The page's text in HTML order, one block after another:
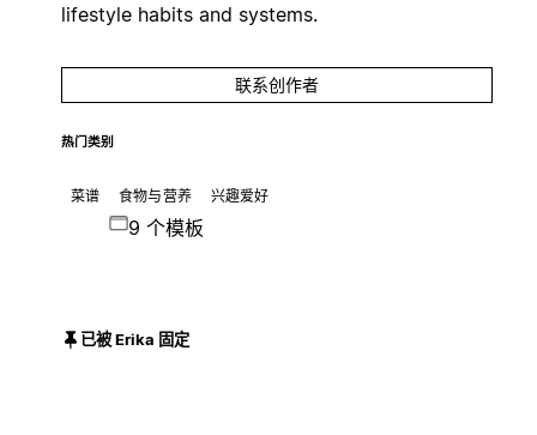
lifestyle habits and systems.
联系创作者
热门类别
菜谱 食物与营养 兴趣爱好
9 个模板
已被 Erika 固定